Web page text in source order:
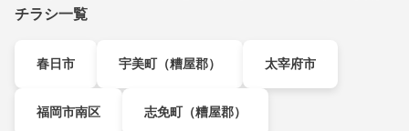
チラシ一覧
春日市 宇美町（糟屋郡） 太宰府市
福岡市南区 志免町（糟屋郡）